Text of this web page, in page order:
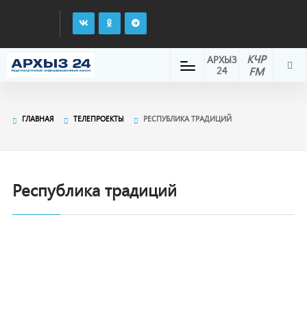
КЧР
FM
АРХЫЗ
24
ГЛАВНАЯ ТЕЛЕПРОЕКТЫ РЕСПУБЛИКА ТРАДИЦИЙ
Республика традиций